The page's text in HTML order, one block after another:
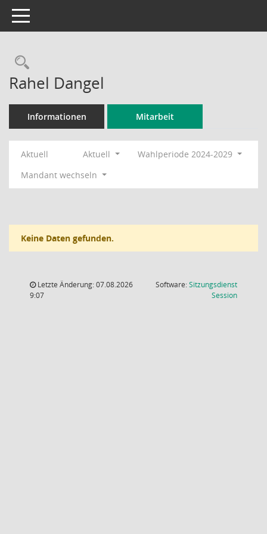
Toggle navigation
Rechercheauswahl
Rahel Dangel
Informationen Mitarbeit
Aktuell Aktuell
Wahlperiode 2024-2029
Mandant wechseln
Keine Daten gefunden.
Letzte Änderung: 07.08.2026
9:07
Software:Sitzungsdienst
Session(Wird in